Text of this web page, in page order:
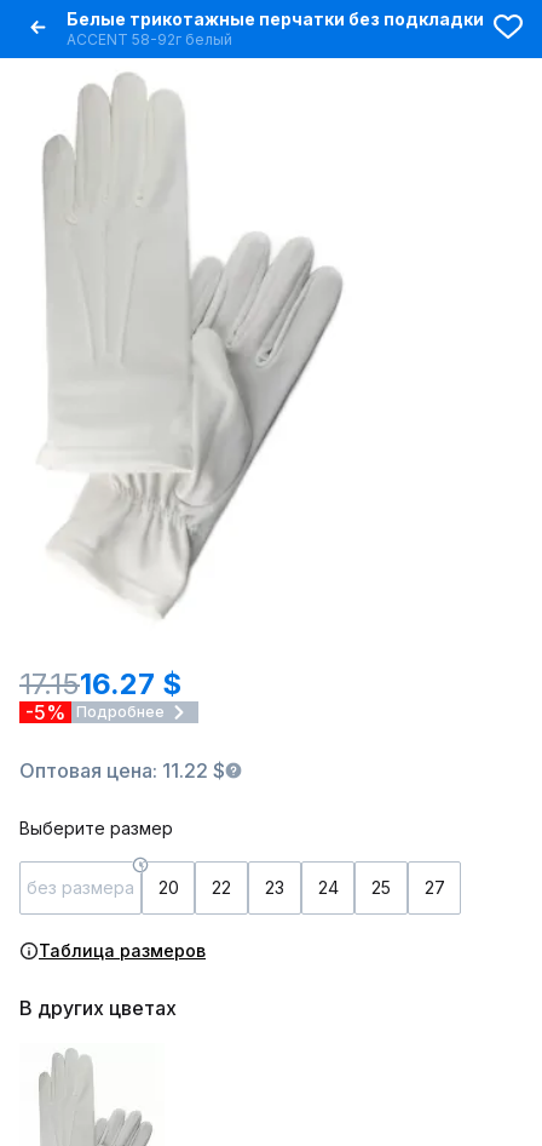
Белые трикотажные перчатки без подкладки
ACCENT 58-92г белый
17.1516.27 $
-5% Подробнее
Оптовая цена: 11.22 $
Выберите размер
без размера 20 22 23 24 25 27
Таблица размеров
В других цветах